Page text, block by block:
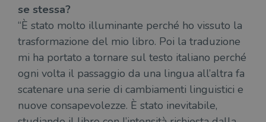
se stessa?
“È stato molto illuminante perché ho vissuto la
trasformazione del mio libro. Poi la traduzione
mi ha portato a tornare sul testo italiano perché
ogni volta il passaggio da una lingua all’altra fa
scatenare una serie di cambiamenti linguistici e
nuove consapevolezze. È stato inevitabile,